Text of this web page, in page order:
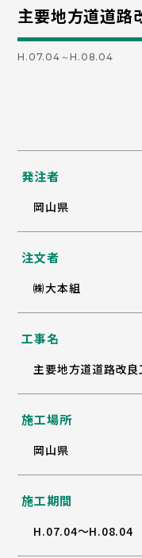
主要地方道道路
H.07.04～H.08.04
発注者
岡山県
注文者
㈱大本組
工事名
主要地方道道路改
施工場所
岡山県
施工期間
H.07.04～H.08.04